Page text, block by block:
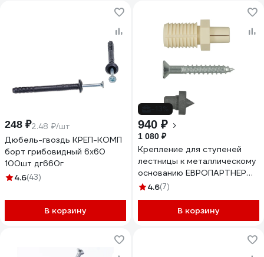
248 ₽2.48 ₽/шт
Дюбель-гвоздь КРЕП-КОМП
борт грибовидный 6х60
100шт дг660г
4.6(43)
В корзину
940 ₽
1 080 ₽
Крепление для ступеней
лестницы к металлическому
основанию ЕВРОПАРТНЕР
PLM, 28 шт. 0492 ED
4.6(7)
В корзину